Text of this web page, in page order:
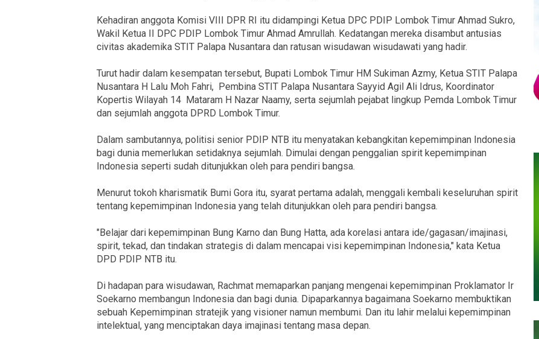
Kehadiran anggota Komisi VIII DPR RI itu didampingi Ketua DPC PDIP Lombok Timur Ahmad Sukro,
Wakil Ketua II DPC PDIP Lombok Timur Ahmad Amrullah. Kedatangan mereka disambut antusias
civitas akademika STIT Palapa Nusantara dan ratusan wisudawan wisudawati yang hadir.
Turut hadir dalam kesempatan tersebut, Bupati Lombok Timur HM Sukiman Azmy, Ketua STIT Palapa
Nusantara H Lalu Moh Fahri, Pembina STIT Palapa Nusantara Sayyid Agil Ali Idrus, Koordinator
Kopertis Wilayah 14 Mataram H Nazar Naamy, serta sejumlah pejabat lingkup Pemda Lombok Timur
dan sejumlah anggota DPRD Lombok Timur.
Dalam sambutannya, politisi senior PDIP NTB itu menyatakan kebangkitan kepemimpinan Indonesia
bagi dunia memerlukan setidaknya sejumlah. Dimulai dengan penggalian spirit kepemimpinan
Indonesia seperti sudah ditunjukkan oleh para pendiri bangsa.
Menurut tokoh kharismatik Bumi Gora itu, syarat pertama adalah, menggali kembali keseluruhan spirit
tentang kepemimpinan Indonesia yang telah ditunjukkan oleh para pendiri bangsa.
"Belajar dari kepemimpinan Bung Karno dan Bung Hatta, ada korelasi antara ide/gagasan/imajinasi,
spirit, tekad, dan tindakan strategis di dalam mencapai visi kepemimpinan Indonesia," kata Ketua
DPD PDIP NTB itu.
Di hadapan para wisudawan, Rachmat memaparkan panjang mengenai kepemimpinan Proklamator Ir
Soekarno membangun Indonesia dan bagi dunia. Dipaparkannya bagaimana Soekarno membuktikan
sebuah Kepemimpinan stratejik yang visioner namun membumi. Dan itu lahir melalui kepemimpinan
intelektual, yang menciptakan daya imajinasi tentang masa depan.